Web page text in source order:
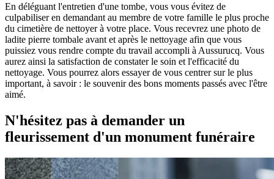
En déléguant l'entretien d'une tombe, vous vous évitez de
culpabiliser en demandant au membre de votre famille le plus proche
du cimetière de nettoyer à votre place. Vous recevrez une photo de
ladite pierre tombale avant et après le nettoyage afin que vous
puissiez vous rendre compte du travail accompli à Aussurucq. Vous
aurez ainsi la satisfaction de constater le soin et l'efficacité du
nettoyage. Vous pourrez alors essayer de vous centrer sur le plus
important, à savoir : le souvenir des bons moments passés avec l'être
aimé.
N'hésitez pas à demander un
fleurissement d'un monument funéraire